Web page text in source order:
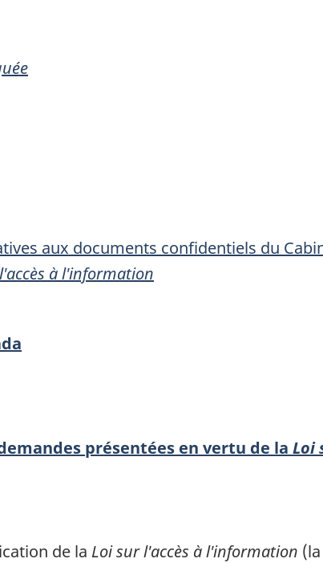
aux documents confidentiels du
à l'information
présentées en vertu de la Loi
de la Loi sur l'accès à l'information